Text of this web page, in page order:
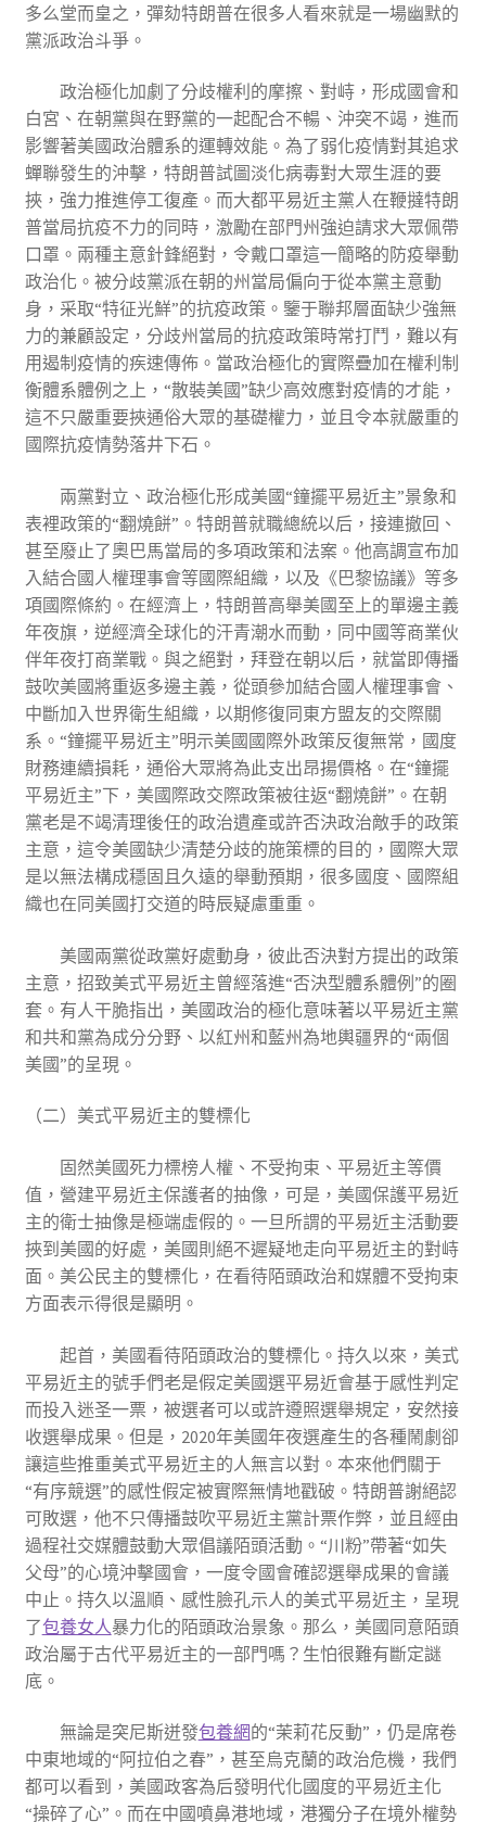
多么堂而皇之，彈劾特朗普在很多人看來就是一場幽默的
黨派政治斗爭。
政治極化加劇了分歧權利的摩擦、對峙，形成國會和
白宮、在朝黨與在野黨的一起配合不暢、沖突不竭，進而
影響著美國政治體系的運轉效能。為了弱化疫情對其追求
蟬聯發生的沖擊，特朗普試圖淡化病毒對大眾生涯的要
挾，強力推進停工復產。而大都平易近主黨人在鞭撻特朗
普當局抗疫不力的同時，激勵在部門州強迫請求大眾佩帶
口罩。兩種主意針鋒絕對，令戴口罩這一簡略的防疫舉動
政治化。被分歧黨派在朝的州當局偏向于從本黨主意動
身，采取“特征光鮮”的抗疫政策。鑒于聯邦層面缺少強無
力的兼顧設定，分歧州當局的抗疫政策時常打鬥，難以有
用遏制疫情的疾速傳佈。當政治極化的實際疊加在權利制
衡體系體例之上，“散裝美國”缺少高效應對疫情的才能，
這不只嚴重要挾通俗大眾的基礎權力，並且令本就嚴重的
國際抗疫情勢落井下石。
兩黨對立、政治極化形成美國“鐘擺平易近主”景象和
表裡政策的“翻燒餅”。特朗普就職總統以后，接連撤回、
甚至廢止了奧巴馬當局的多項政策和法案。他高調宣布加
入結合國人權理事會等國際組織，以及《巴黎協議》等多
項國際條約。在經濟上，特朗普高舉美國至上的單邊主義
年夜旗，逆經濟全球化的汗青潮水而動，同中國等商業伙
伴年夜打商業戰。與之絕對，拜登在朝以后，就當即傳播
鼓吹美國將重返多邊主義，從頭參加結合國人權理事會、
中斷加入世界衛生組織，以期修復同東方盟友的交際關
系。“鐘擺平易近主”明示美國國際外政策反復無常，國度
財務連續損耗，通俗大眾將為此支出昂揚價格。在“鐘擺
平易近主”下，美國際政交際政策被往返“翻燒餅”。在朝
黨老是不竭清理後任的政治遺產或許否決政治敵手的政策
主意，這令美國缺少清楚分歧的施策標的目的，國際大眾
是以無法構成穩固且久遠的舉動預期，很多國度、國際組
織也在同美國打交道的時辰疑慮重重。
美國兩黨從政黨好處動身，彼此否決對方提出的政策
主意，招致美式平易近主曾經落進“否決型體系體例”的圈
套。有人干脆指出，美國政治的極化意味著以平易近主黨
和共和黨為成分分野、以紅州和藍州為地輿疆界的“兩個
美國”的呈現。
（二）美式平易近主的雙標化
固然美國死力標榜人權、不受拘束、平易近主等價
值，營建平易近主保護者的抽像，可是，美國保護平易近
主的衛士抽像是極端虛假的。一旦所謂的平易近主活動要
挾到美國的好處，美國則絕不遲疑地走向平易近主的對峙
面。美公民主的雙標化，在看待陌頭政治和媒體不受拘束
方面表示得很是顯明。
起首，美國看待陌頭政治的雙標化。持久以來，美式
平易近主的號手們老是假定美國選平易近會基于感性判定
而投入迷圣一票，被選者可以或許遵照選舉規定，安然接
收選舉成果。但是，2020年美國年夜選產生的各種鬧劇卻
讓這些推重美式平易近主的人無言以對。本來他們關于
“有序競選”的感性假定被實際無情地戳破。特朗普謝絕認
可敗選，他不只傳播鼓吹平易近主黨計票作弊，並且經由
過程社交媒體鼓動大眾倡議陌頭活動。“川粉”帶著“如失
父母”的心境沖擊國會，一度令國會確認選舉成果的會議
中止。持久以溫順、感性臉孔示人的美式平易近主，呈現
了包養女人暴力化的陌頭政治景象。那么，美國同意陌頭
政治屬于古代平易近主的一部門嗎？生怕很難有斷定謎
底。
無論是突尼斯迸發包養網的“茉莉花反動”，仍是席卷
中東地域的“阿拉伯之春”，甚至烏克蘭的政治危機，我們
都可以看到，美國政客為后發明代化國度的平易近主化
“操碎了心”。而在中國噴鼻港地域，港獨分子在境外權勢